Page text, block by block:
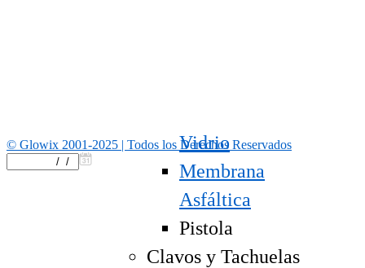
Vidrio
Membrana
Asfáltica
Pistola
Clavos y Tachuelas
© Glowix 2001-2025 | Todos los Derechos Reservados